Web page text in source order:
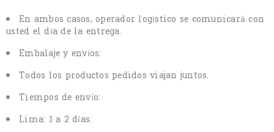
En ambos casos, operador logístico se comunicará con
usted el día de la entrega.
Embalaje y envíos:
Todos los productos pedidos viajan juntos.
Tiempos de envío:
Lima: 1 a 2 días.